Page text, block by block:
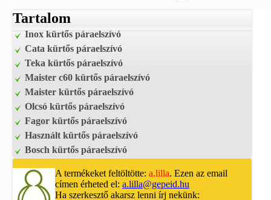
Tartalom
Inox kürtős páraelszívó
Cata kürtős páraelszívó
Teka kürtős páraelszívó
Maister c60 kürtős páraelszívó
Maister kürtős páraelszívó
Olcsó kürtős páraelszívó
Fagor kürtős páraelszívó
Használt kürtős páraelszívó
Bosch kürtős páraelszívó
A termékeket feltöltötte: a.lilla. Ezen az email
címen érheted el: a.lilla@gepeid.hu
Ha szerkesztő akarsz lenni írj nekünk: